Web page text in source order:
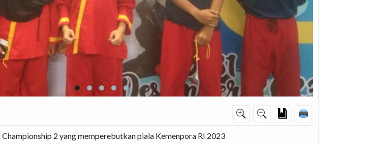
2 yang memperebutkan piala Kemenpora RI 2023